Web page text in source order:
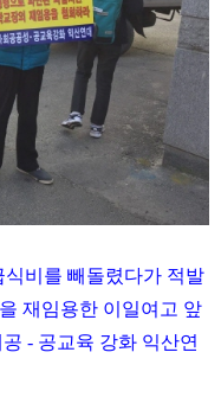
비를 빼돌렸다가 적발
재임용한 이일여고 앞
- 공교육 강화 익산연